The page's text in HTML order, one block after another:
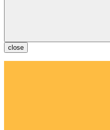
close